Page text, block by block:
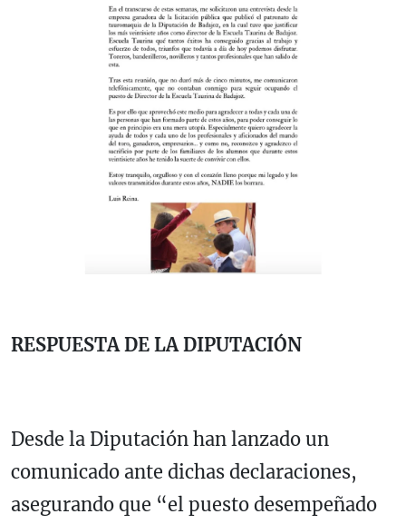
RESPUESTA DE LA DIPUTACIÓN
Desde la Diputación han lanzado un
comunicado ante dichas declaraciones,
asegurando que “el puesto desempeñado